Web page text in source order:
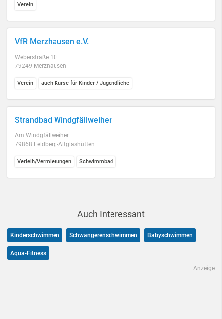
Verein
VfR Merzhausen e.V.
Weberstraße 10
79249 Merzhausen
Verein auch Kurse für Kinder / Jugendliche
Strandbad Windgfällweiher
Am Windgfällweiher
79868 Feldberg-Altglashütten
Verleih/Vermietungen Schwimmbad
Auch Interessant
Kinderschwimmen Schwangerenschwimmen Babyschwimmen
Aqua-Fitness
Anzeige